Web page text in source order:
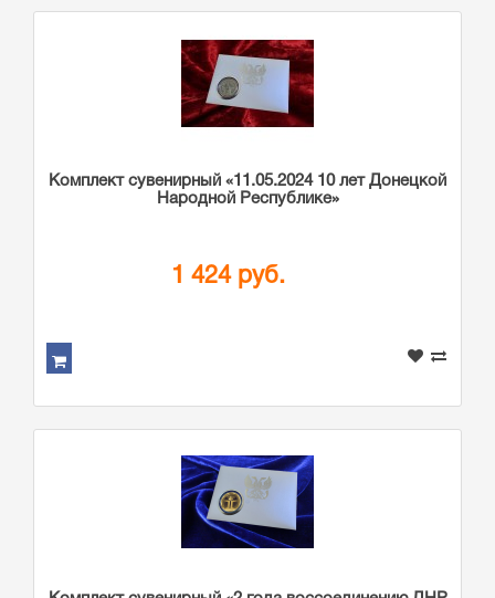
Комплект сувенирный «11.05.2024 10 лет Донецкой
Народной Республике»
1 424 руб.